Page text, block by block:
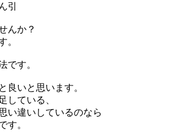
引
んか？
。
です。
良いと思います。
している、
い違いしているのなら
す。